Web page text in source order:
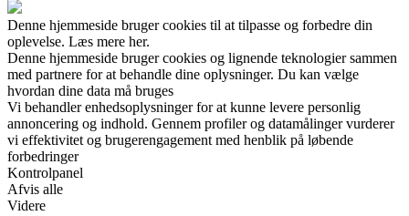
Denne hjemmeside bruger cookies til at tilpasse og forbedre din
oplevelse. Læs mere her.
Denne hjemmeside bruger cookies og lignende teknologier sammen
med partnere for at behandle dine oplysninger. Du kan vælge
hvordan dine data må bruges
Vi behandler enhedsoplysninger for at kunne levere personlig
annoncering og indhold. Gennem profiler og datamålinger vurderer
vi effektivitet og brugerengagement med henblik på løbende
forbedringer
Kontrolpanel
Afvis alle
Videre